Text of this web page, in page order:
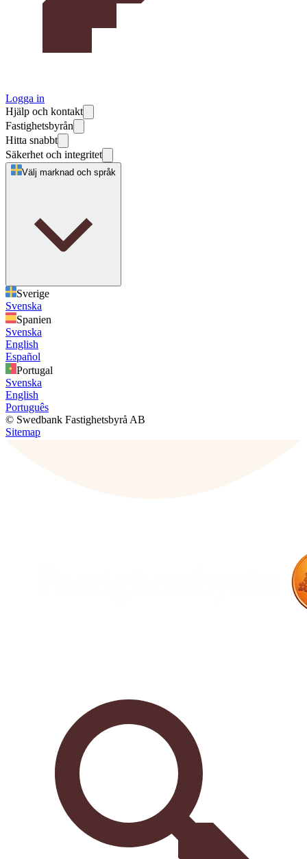
Logga in
Hjälp och kontakt
Fastighetsbyrån
Hitta snabbt
Säkerhet och integritet
Välj marknad och språk
Sverige
Svenska
Spanien
Svenska
English
Español
Portugal
Svenska
English
Português
© Swedbank Fastighetsbyrå AB
Sitemap